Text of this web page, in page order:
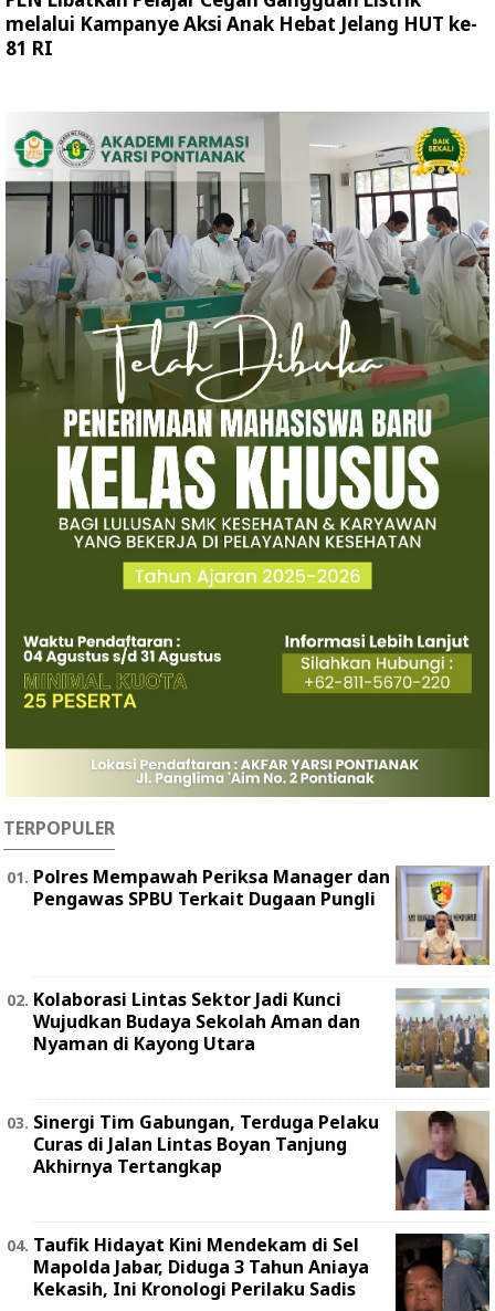
melalui Kampanye Aksi Anak Hebat Jelang HUT ke-
81 RI
TERPOPULER
Polres Mempawah Periksa Manager dan
Pengawas SPBU Terkait Dugaan Pungli
Kolaborasi Lintas Sektor Jadi Kunci
Wujudkan Budaya Sekolah Aman dan
Nyaman di Kayong Utara
Sinergi Tim Gabungan, Terduga Pelaku
Curas di Jalan Lintas Boyan Tanjung
Akhirnya Tertangkap
Taufik Hidayat Kini Mendekam di Sel
Mapolda Jabar, Diduga 3 Tahun Aniaya
Kekasih, Ini Kronologi Perilaku Sadis